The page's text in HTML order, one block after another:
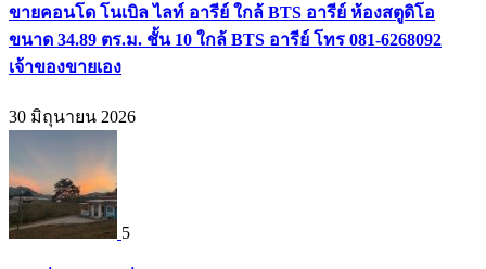
ขายคอนโด โนเบิล ไลท์ อารีย์ ใกล้ BTS อารีย์ ห้องสตูดิโอ
ขนาด 34.89 ตร.ม. ชั้น 10 ใกล้ BTS อารีย์ โทร 081-6268092
เจ้าของขายเอง
30 มิถุนายน 2026
5